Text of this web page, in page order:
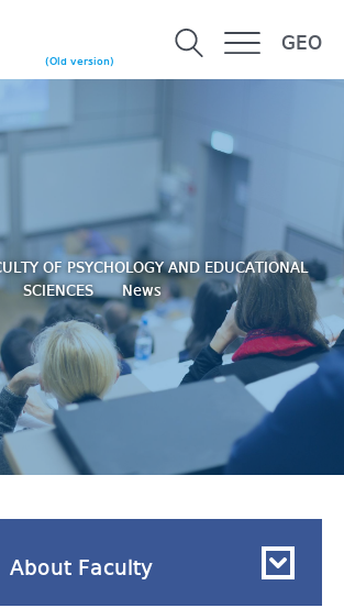
(Old version)
GEO
OF PSYCHOLOGY AND EDUCATIONAL
SCIENCES
News
About Faculty